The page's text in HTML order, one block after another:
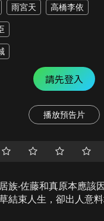
雨宮天 高橋李依
請先登入
播放預告片
族‧佐藤和真原本應該
結束人生，卻出人意